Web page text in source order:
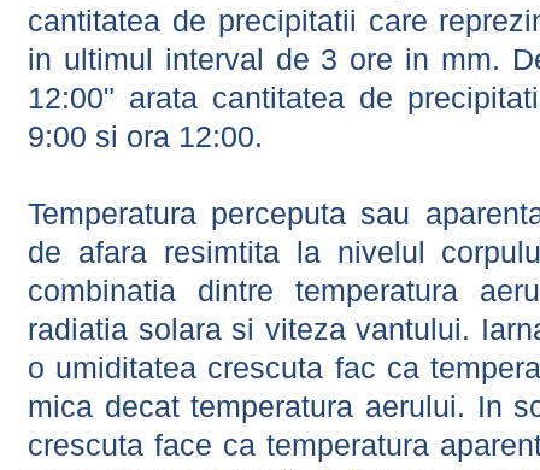
cantitatea de precipitatii care
in ultimul interval de 3 ore in mm.
12:00" arata cantitatea de
9:00 si ora 12:00.
Temperatura perceputa sau
de afara resimtita la nivelul
combinatia dintre temperatura
radiatia solara si viteza vantului.
o umiditatea crescuta fac ca
mica decat temperatura aerului. In
crescuta face ca temperatura